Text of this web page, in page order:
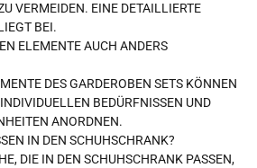
VERMEIDEN. EINE DETAILLIERTE
BEI.
ELEMENTE AUCH ANDERS
DES GARDEROBEN SETS KÖNNEN
BEDÜRFNISSEN UND
ANORDNEN.
IN DEN SCHUHSCHRANK?
DIE IN DEN SCHUHSCHRANK PASSEN,